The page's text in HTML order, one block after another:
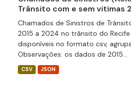
Trânsito com e sem vitimas
Chamados de Sinistros de
2015 a 2024 no trânsito do
disponíveis no formato csv,
Observações: os dados de 2015...
CSV JSON